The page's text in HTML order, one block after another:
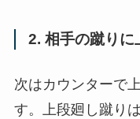
2. 相手の蹴りに
次はカウンターで
す。上段廻し蹴り